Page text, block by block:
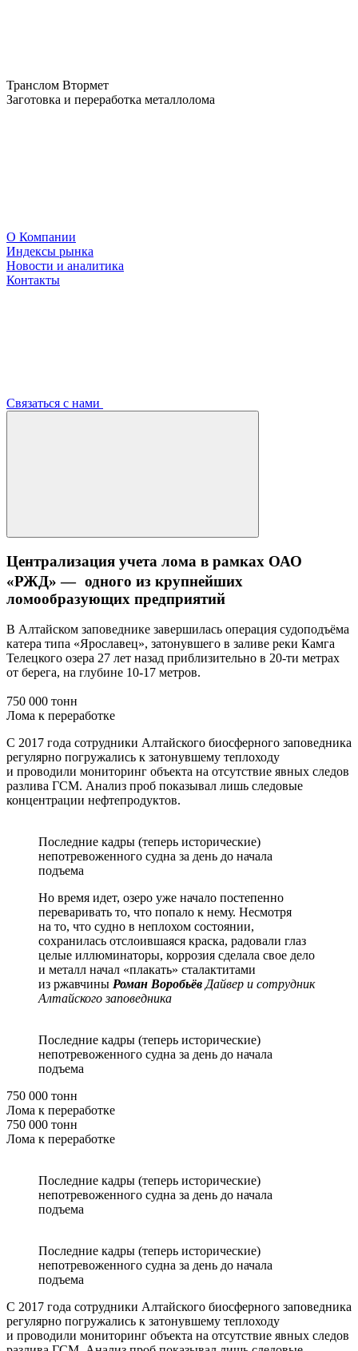
Транслом Втормет
Заготовка и переработка металлолома
О Компании
Индексы рынка
Новости и аналитика
Контакты
Связаться с нами
Централизация учета лома в рамках ОАО
«РЖД» — одного из крупнейших
ломообразующих предприятий
В Алтайском заповеднике завершилась операция судоподъёма
катера типа «Ярославец», затонувшего в заливе реки Камга
Телецкого озера 27 лет назад приблизительно в 20-ти метрах
от берега, на глубине 10-17 метров.
750 000 тонн
Лома к переработке
С 2017 года сотрудники Алтайского биосферного заповедника
регулярно погружались к затонувшему теплоходу
и проводили мониторинг объекта на отсутствие явных следов
разлива ГСМ. Анализ проб показывал лишь следовые
концентрации нефтепродуктов.
Последние кадры (теперь исторические)
непотревоженного судна за день до начала
подъема
Но время идет, озеро уже начало постепенно
переваривать то, что попало к нему. Несмотря
на то, что судно в неплохом состоянии,
сохранилась отслоившаяся краска, радовали глаз
целые иллюминаторы, коррозия сделала свое дело
и металл начал «плакать» сталактитами
из ржавчины Роман Воробьёв Дайвер и сотрудник
Алтайского заповедника
Последние кадры (теперь исторические)
непотревоженного судна за день до начала
подъема
750 000 тонн
Лома к переработке
750 000 тонн
Лома к переработке
Последние кадры (теперь исторические)
непотревоженного судна за день до начала
подъема
Последние кадры (теперь исторические)
непотревоженного судна за день до начала
подъема
С 2017 года сотрудники Алтайского биосферного заповедника
регулярно погружались к затонувшему теплоходу
и проводили мониторинг объекта на отсутствие явных следов